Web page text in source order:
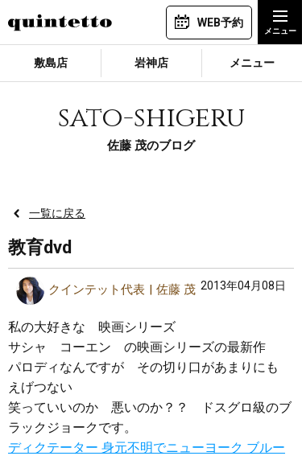
WEB予約
敷島店 岩神店 メニュー
sato-shigeru
佐藤 茂のブログ
一覧に戻る
教育dvd
クインテット代表 佐藤 茂 2013年04月08日
私の大好きな 映画シリーズ
サシャ コーエン の映画シリーズの最新作
パロディなんですが その切り口があまりにも
えげつない
笑っていいのか 悪いのか？？ ドスグロ級のブ
ラックジョークです。
ディクテーター 身元不明でニューヨーク ブルー